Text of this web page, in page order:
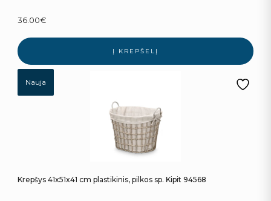
36.00€
Į KREPŠELĮ
Nauja
Krepšys 41x51x41 cm plastikinis, pilkos sp. Kipit 94568